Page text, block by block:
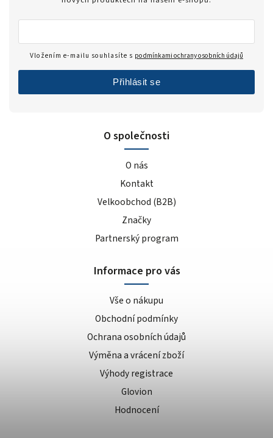
O společnosti
O nás
Kontakt
Velkoobchod (B2B)
Značky
Partnerský program
Informace pro vás
Vše o nákupu
Obchodní podmínky
Ochrana osobních údajů
Výměna a vrácení zboží
Výhody registrace
Glovion
Hodnocení
Vložením e-mailu souhlasíte s podmínkami ochrany osobních údajů
Přihlásit se